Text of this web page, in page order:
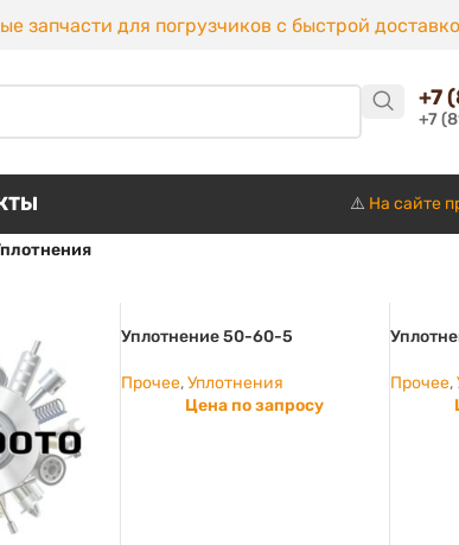
запчасти для погрузчиков с быстрой
+7
+7
⚠️ На сайте
Уплотнение 50-60-5
Прочее,Уплотнения
Цена по запросу
Прочее,